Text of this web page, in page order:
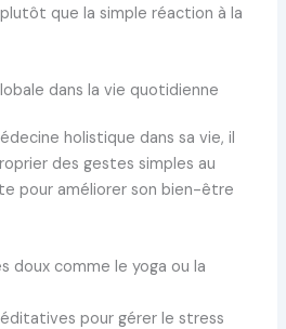
que la simple réaction à la
dans la vie quotidienne
holistique dans sa vie, il
des gestes simples au
pour améliorer son bien-être
doux comme le yoga ou la
pour gérer le stress